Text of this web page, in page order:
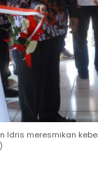
Idris meresmikan